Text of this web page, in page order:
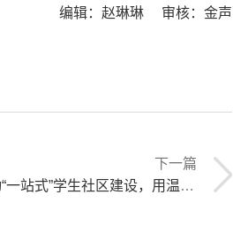
编辑：赵琳琳 审核：金声
下一篇
”学生社区建设，用温暖关爱陪伴学生健康成长